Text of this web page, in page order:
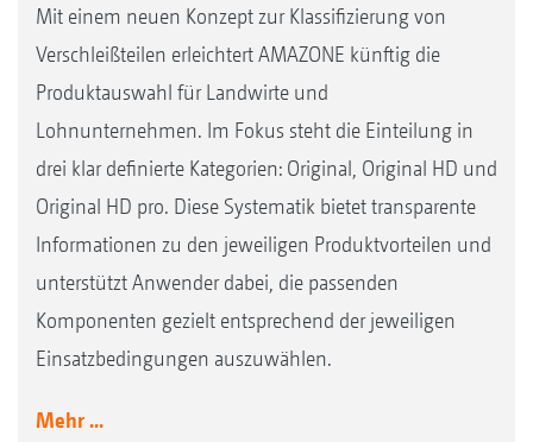
Mit einem neuen Konzept zur Klassifizierung von
Verschleißteilen erleichtert AMAZONE künftig die
Produktauswahl für Landwirte und
Lohnunternehmen. Im Fokus steht die Einteilung in
drei klar definierte Kategorien: Original, Original HD und
Original HD pro. Diese Systematik bietet transparente
Informationen zu den jeweiligen Produktvorteilen und
unterstützt Anwender dabei, die passenden
Komponenten gezielt entsprechend der jeweiligen
Einsatzbedingungen auszuwählen.
Mehr ...